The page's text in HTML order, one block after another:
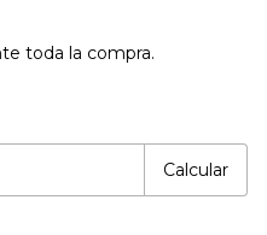
toda la compra.
Calcular